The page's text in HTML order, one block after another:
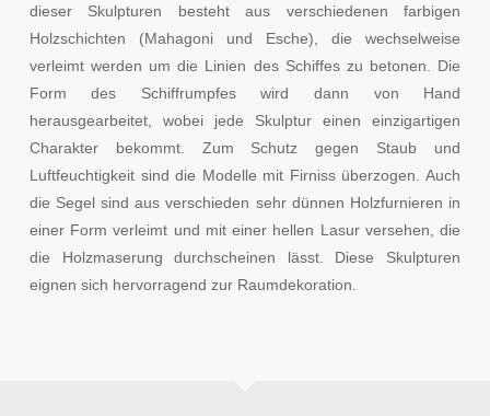
dieser Skulpturen besteht aus verschiedenen farbigen
Holzschichten (Mahagoni und Esche), die wechselweise
verleimt werden um die Linien des Schiffes zu betonen. Die
Form des Schiffrumpfes wird dann von Hand
herausgearbeitet, wobei jede Skulptur einen einzigartigen
Charakter bekommt. Zum Schutz gegen Staub und
Luftfeuchtigkeit sind die Modelle mit Firniss überzogen. Auch
die Segel sind aus verschieden sehr dünnen Holzfurnieren in
einer Form verleimt und mit einer hellen Lasur versehen, die
die Holzmaserung durchscheinen lässt. Diese Skulpturen
eignen sich hervorragend zur Raumdekoration.